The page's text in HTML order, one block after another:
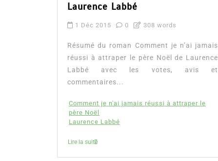
Laurence Labbé
1 Déc 2015 0 308 words
Résumé du roman Comment je n’ai jamais
réussi à attraper le père Noël de Laurence
Labbé avec les votes, avis et
commentaires...
Comment je n'ai jamais réussi à attraper le
père Noël
Laurence Labbé
Lire la suite